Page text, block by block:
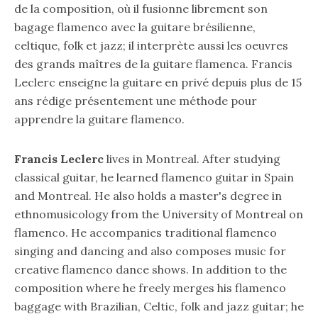
de la composition, où il fusionne librement son
bagage flamenco avec la guitare brésilienne,
celtique, folk et jazz; il interprète aussi les oeuvres
des grands maîtres de la guitare flamenca. Francis
Leclerc enseigne la guitare en privé depuis plus de 15
ans rédige présentement une méthode pour
apprendre la guitare flamenco.
Francis Leclerc lives in Montreal. After studying
classical guitar, he learned flamenco guitar in Spain
and Montreal. He also holds a master's degree in
ethnomusicology from the University of Montreal on
flamenco. He accompanies traditional flamenco
singing and dancing and also composes music for
creative flamenco dance shows. In addition to the
composition where he freely merges his flamenco
baggage with Brazilian, Celtic, folk and jazz guitar; he